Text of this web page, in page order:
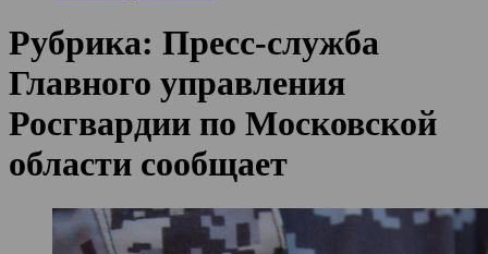
Рубрика: Пресс-служба
Главного управления
Росгвардии по Московской
области сообщает